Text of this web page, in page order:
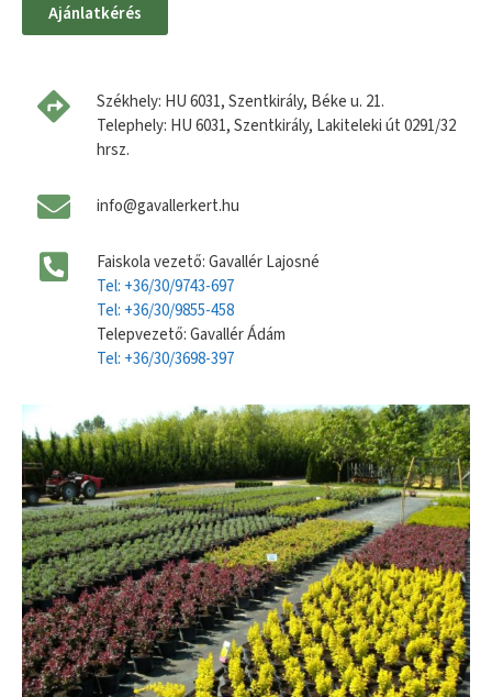
Ajánlatkérés
Székhely: HU 6031, Szentkirály, Béke u. 21.
Telephely: HU 6031, Szentkirály, Lakiteleki út 0291/32
hrsz.
info@gavallerkert.hu
Faiskola vezető: Gavallér Lajosné
Tel: +36/30/9743-697
Tel: +36/30/9855-458
Telepvezető: Gavallér Ádám
Tel: +36/30/3698-397